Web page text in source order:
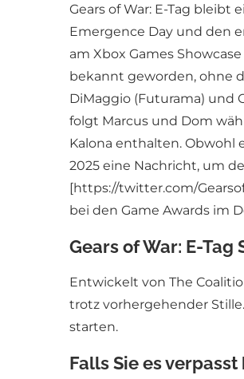
Gears of War: E-Tag
Emergence Day und den
am Xbox Games
bekannt geworden, ohne
DiMaggio (Futurama) und
folgt Marcus und Dom
Kalona enthalten. Obwohl
2025 eine Nachricht, um
[https://twitter.com/
bei den Game Awards im
Gears of War: E-
Entwickelt von The
trotz vorhergehender
starten.
Falls Sie es verpasst